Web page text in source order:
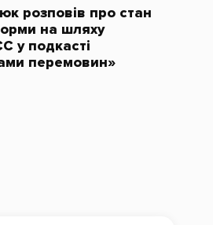
розповів про стан
на шляху
у подкасті
перемовин»